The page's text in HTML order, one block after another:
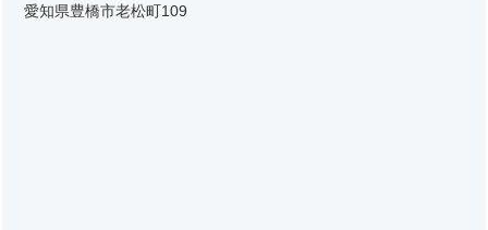
愛知県豊橋市老松町109